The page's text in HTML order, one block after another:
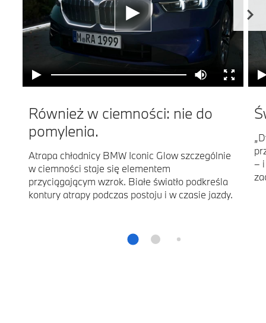
Również w ciemności: nie do
pomylenia.
Atrapa chłodnicy BMW Iconic Glow szczególnie
w ciemności staje się elementem
przyciągającym wzrok. Białe światło podkreśla
kontury atrapy podczas postoju i w czasie jazdy.
–